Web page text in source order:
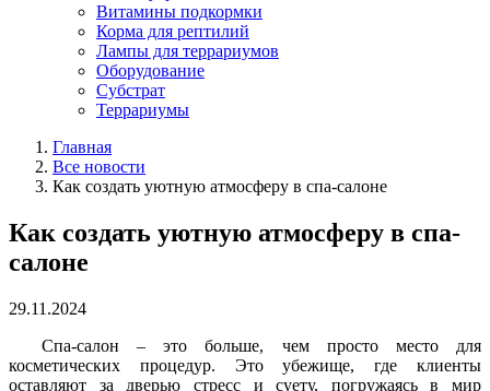
Витамины подкормки
Корма для рептилий
Лампы для террариумов
Оборудование
Субстрат
Террариумы
Главная
Все новости
Как создать уютную атмосферу в спа-салоне
Как создать уютную атмосферу в спа-
салоне
29.11.2024
Спа-салон – это больше, чем просто место для
косметических процедур. Это убежище, где клиенты
оставляют за дверью стресс и суету, погружаясь в мир